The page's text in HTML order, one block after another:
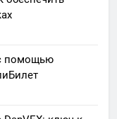
помощью